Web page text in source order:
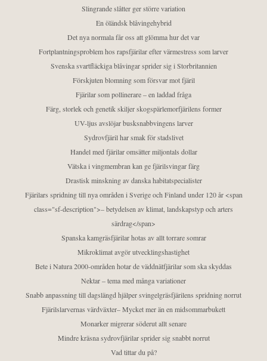
Slingrande slåtter ger större variation
En öländsk blåvingehybrid
Det nya normala får oss att glömma hur det var
Fortplantningsproblem hos rapsfjärilar efter värmestress som larver
Svenska svartfläckiga blåvingar sprider sig i Storbritannien
Förskjuten blomning som försvar mot fjäril
Fjärilar som pollinerare – en laddad fråga
Färg, storlek och genetik skiljer skogspärlemorfjärilens former
UV-ljus avslöjar busksnabbvingens larver
Sydrovfjäril har smak för stadslivet
Handel med fjärilar omsätter miljontals dollar
Vätska i vingmembran kan ge fjärilsvingar färg
Drastisk minskning av danska habitatspecialister
Fjärilars spridning till nya områden i Sverige och Finland under 120 år <span
class="sf-description">– betydelsen av klimat, landskapstyp och arters
särdrag</span>
Spanska kamgräsfjärilar hotas av allt torrare somrar
Mikroklimat avgör utvecklingshastighet
Bete i Natura 2000-områden hotar de väddnätfjärilar som ska skyddas
Nektar – tema med många variationer
Snabb anpassning till dagslängd hjälper svingelgräsfjärilens spridning norrut
Fjärilslarvernas värdväxter– Mycket mer än en midsommarbukett
Monarker migrerar söderut allt senare
Mindre kräsna sydrovfjärilar sprider sig snabbt norrut
Vad tittar du på?